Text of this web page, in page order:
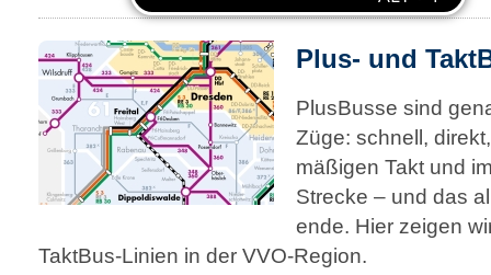
Plus- und
PlusBusse sind
Züge: schnell,
mäßigen Takt und
Strecke – und das
ende. Hier zeigen
TaktBus-Linien in der VVO-Region.